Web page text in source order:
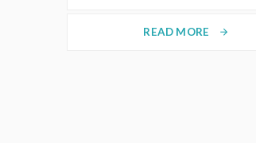
READ MORE arrow_forward